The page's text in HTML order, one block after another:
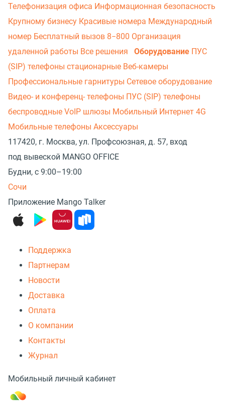
Телефонизация офиса Информационная безопасность
Крупному бизнесу Красивые номера Международный
номер Бесплатный вызов 8−800 Организация
удаленной работы Все решения Оборудование ПУС
(SIP) телефоны стационарные Веб-камеры
Профессиональные гарнитуры Сетевое оборудование
Видео- и конференц- телефоны ПУС (SIP) телефоны
беспроводные VoIP шлюзы Мобильный Интернет 4G
Мобильные телефоны Аксессуары
117420, г. Москва, ул. Профсоюзная, д. 57, вход
под вывеской MANGO OFFICE
Будни, с 9:00–19:00
Сочи
Приложение Mango Talker
Поддержка
Партнерам
Новости
Доставка
Оплата
О компании
Контакты
Журнал
Мобильный личный кабинет